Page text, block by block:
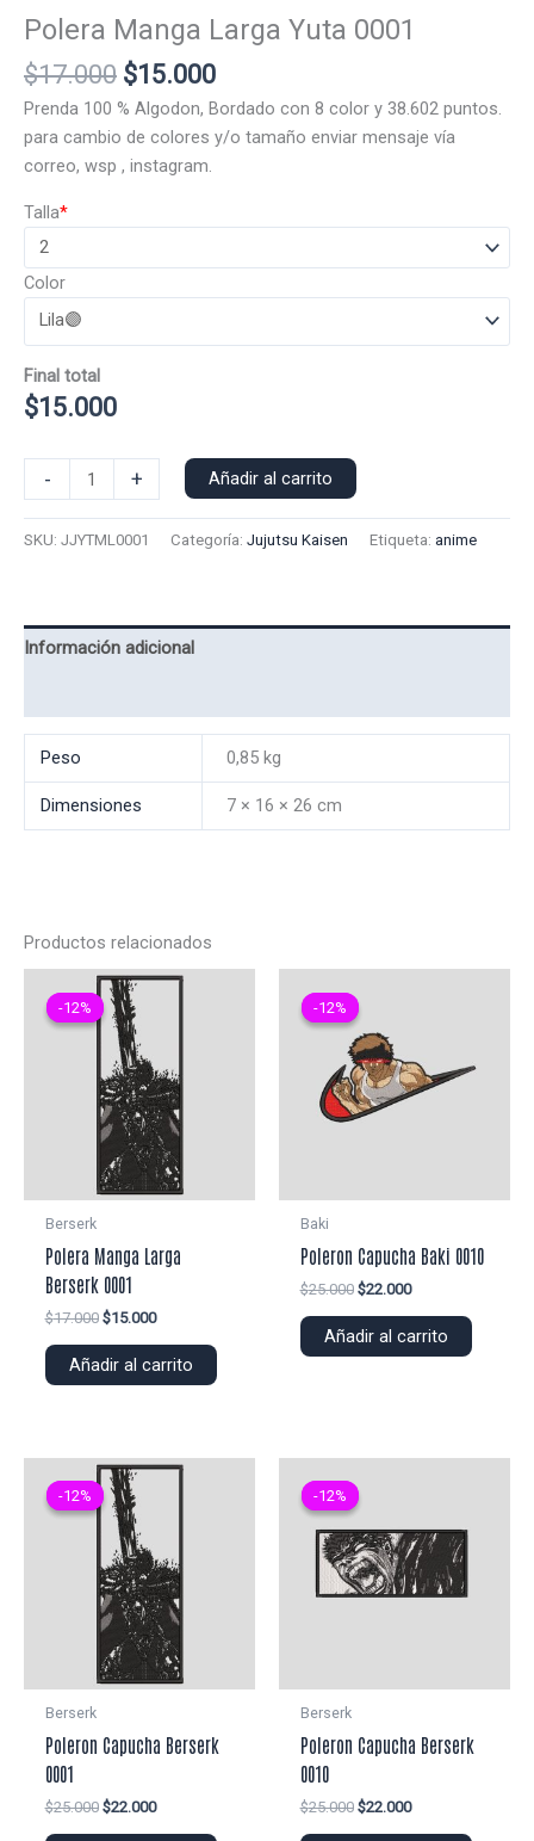
Polera Manga Larga Yuta 0001
$17.000 El
precio
original
era:
$15.000El
precio
actual
Prenda 100 % Algodon, Bordado con 8 color y 38.602 puntos.
para cambio de colores y/o tamaño enviar mensaje vía
correo, wsp , instagram.
*
Talla
Color
Final total
$15.000
-
Manga
+ Añadir al carrito
SKU: JJYTML0001 Categoría: Jujutsu Kaisen Etiqueta: anime
Información adicional
Peso 0,85 kg
Dimensiones 7 × 16 × 26 cm
Productos relacionados
-12%
-12%
Berserk
Polera Manga Larga
Berserk 0001
$17.000 El
original
$15.000El
actual
Añadir al carrito
-12%
-12%
Baki
Poleron Capucha Baki 0010
$25.000 El
original
$22.000El
actual
Añadir al carrito
-12%
-12%
Berserk
Poleron Capucha Berserk
0001
$25.000 El
$22.000El
-12%
-12%
Berserk
Poleron Capucha Berserk
0010
$25.000 El
$22.000El